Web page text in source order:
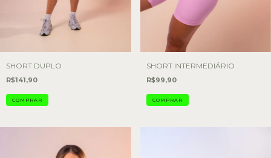
SHORT DUPLO
R$141,90
COMPRAR
SHORT INTERMEDIÁRIO
R$99,90
COMPRAR